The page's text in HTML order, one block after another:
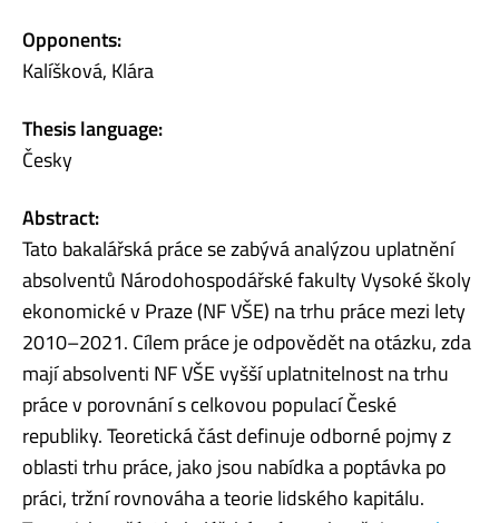
Opponents:
Kalíšková, Klára
Thesis language:
Česky
Abstract:
Tato bakalářská práce se zabývá analýzou uplatnění
absolventů Národohospodářské fakulty Vysoké školy
ekonomické v Praze (NF VŠE) na trhu práce mezi lety
2010–2021. Cílem práce je odpovědět na otázku, zda
mají absolventi NF VŠE vyšší uplatnitelnost na trhu
práce v porovnání s celkovou populací České
republiky. Teoretická část definuje odborné pojmy z
oblasti trhu práce, jako jsou nabídka a poptávka po
práci, tržní rovnováha a teorie lidského kapitálu.